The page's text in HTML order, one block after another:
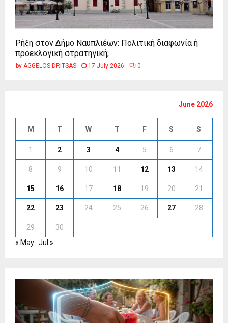
Ρήξη στον Δήμο Ναυπλιέων: Πολιτική διαφωνία ή
προεκλογική στρατηγική;
by AGGELOS DRITSAS 17 July 2026 0
June 2026
M T W T F S S
1 2 3 4 5 6 7
8 9 10 11 12 13 14
15 16 17 18 19 20 21
22 23 24 25 26 27 28
29
30
« May Jul »